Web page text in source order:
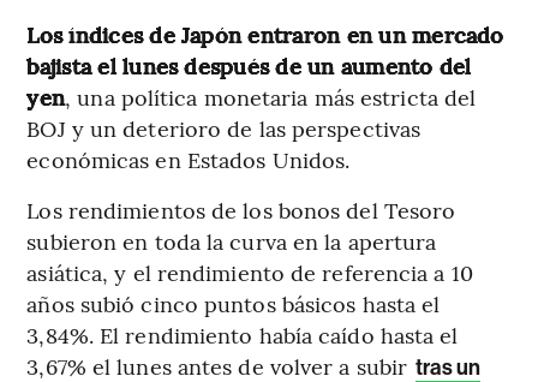
Los índices de Japón entraron en un mercado
bajista el lunes después de un aumento del
yen, una política monetaria más estricta del
BOJ y un deterioro de las perspectivas
económicas en Estados Unidos.
Los rendimientos de los bonos del Tesoro
subieron en toda la curva en la apertura
asiática, y el rendimiento de referencia a 10
años subió cinco puntos básicos hasta el
3,84%. El rendimiento había caído hasta el
3,67% el lunes antes de volver a subir tras un